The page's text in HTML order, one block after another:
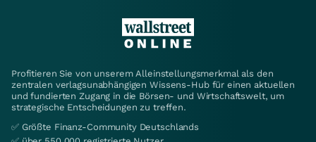
Profitieren Sie von unserem Alleinstellungsmerkmal als den
zentralen verlagsunabhängigen Wissens-Hub für einen aktuellen
und fundierten Zugang in die Börsen- und Wirtschaftswelt, um
strategische Entscheidungen zu treffen.
✅ Größte Finanz-Community Deutschlands